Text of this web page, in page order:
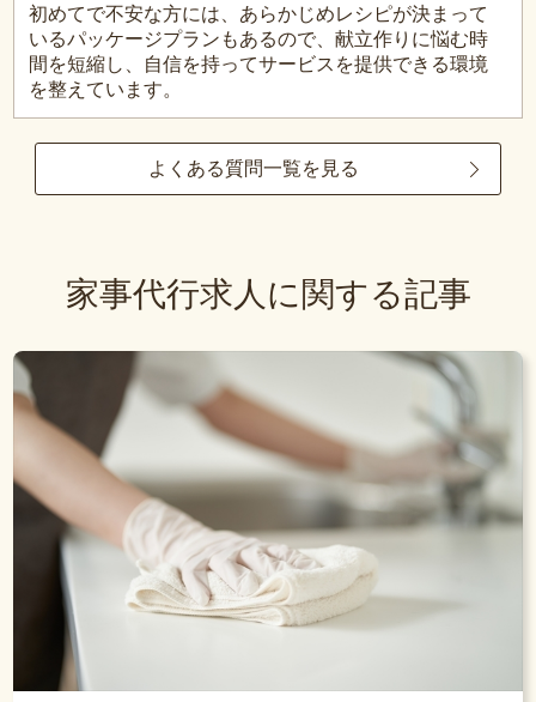
初めてで不安な方には、あらかじめレシピが決まって
いるパッケージプランもあるので、献立作りに悩む時
間を短縮し、自信を持ってサービスを提供できる環境
を整えています。
よくある質問一覧を見る
家事代行求人に関する記事